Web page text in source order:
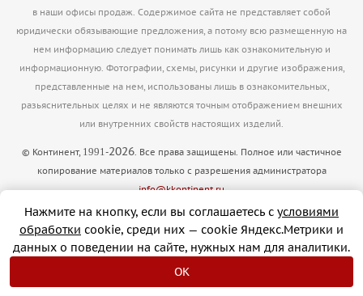
в наши офисы продаж. Содержимое сайта не представляет собой
юридически обязывающие предложения, а потому всю размещенную на
нем информацию следует понимать лишь как ознакомительную и
информационную. Фотографии, схемы, рисунки и другие изображения,
представленные на нем, использованы лишь в ознакомительных,
разьяснительных целях и не являются точным отображением внешних
или внутренних свойств настоящих изделий.
© Континент, 1991-2026. Все права защищены. Полное или частичное
копирование материалов только с разрешения администратора
info@kkontinent.ru
Версия для печати
Нажмите на кнопку, если вы соглашаетесь с условиями
обработки cookie, cреди них — cookie Яндекс.Метрики и
данных о поведении на сайте, нужных нам для аналитики.
OK